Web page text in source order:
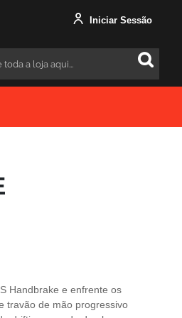
Iniciar Sessão
Handbrake e enfrente os
travão de mão progressivo